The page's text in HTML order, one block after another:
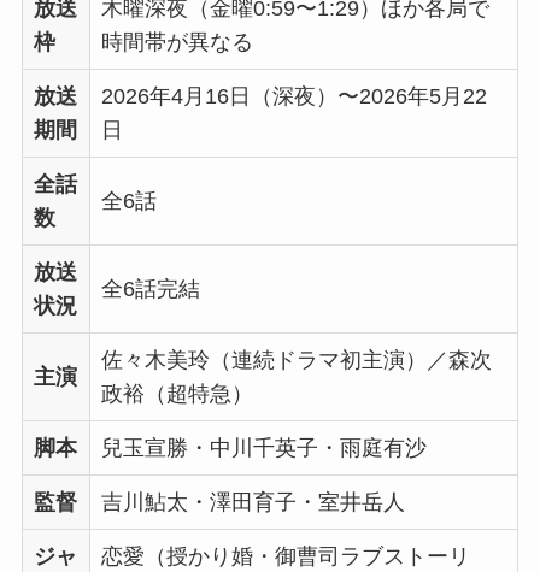
放送
枠
木曜深夜（金曜0:59〜1:29）ほか各局で
時間帯が異なる
放送
期間
2026年4月16日（深夜）〜2026年5月22
日
全話
数
全6話
放送
状況
全6話完結
主演
佐々木美玲（連続ドラマ初主演）／森次
政裕（超特急）
脚本 兒玉宣勝・中川千英子・雨庭有沙
監督 吉川鮎太・澤田育子・室井岳人
ジャ
恋愛（授かり婚・御曹司ラブストーリ